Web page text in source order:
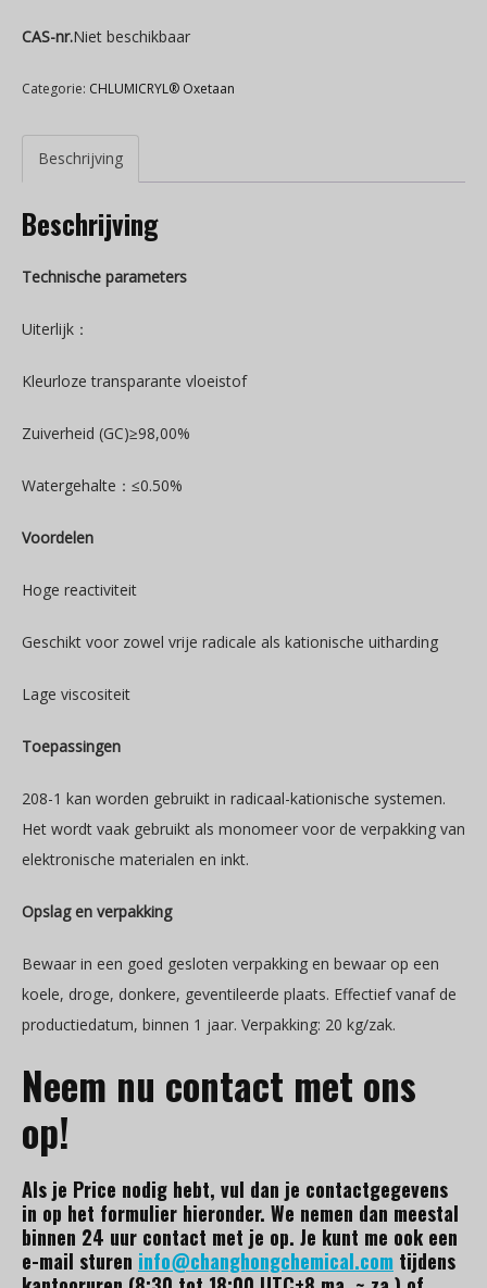
CAS-nr.Niet beschikbaar
Categorie: CHLUMICRYL® Oxetaan
Beschrijving
Beschrijving
Technische parameters
Uiterlijk：
Kleurloze transparante vloeistof
Zuiverheid (GC)≥98,00%
Watergehalte：≤0.50%
Voordelen
Hoge reactiviteit
Geschikt voor zowel vrije radicale als kationische uitharding
Lage viscositeit
Toepassingen
208-1 kan worden gebruikt in radicaal-kationische systemen.
Het wordt vaak gebruikt als monomeer voor de verpakking van
elektronische materialen en inkt.
Opslag en verpakking
Bewaar in een goed gesloten verpakking en bewaar op een
koele, droge, donkere, geventileerde plaats. Effectief vanaf de
productiedatum, binnen 1 jaar. Verpakking: 20 kg/zak.
Neem nu contact met ons
op!
Als je Price nodig hebt, vul dan je contactgegevens
in op het formulier hieronder. We nemen dan meestal
binnen 24 uur contact met je op. Je kunt me ook een
e-mail sturen info@changhongchemical.com tijdens